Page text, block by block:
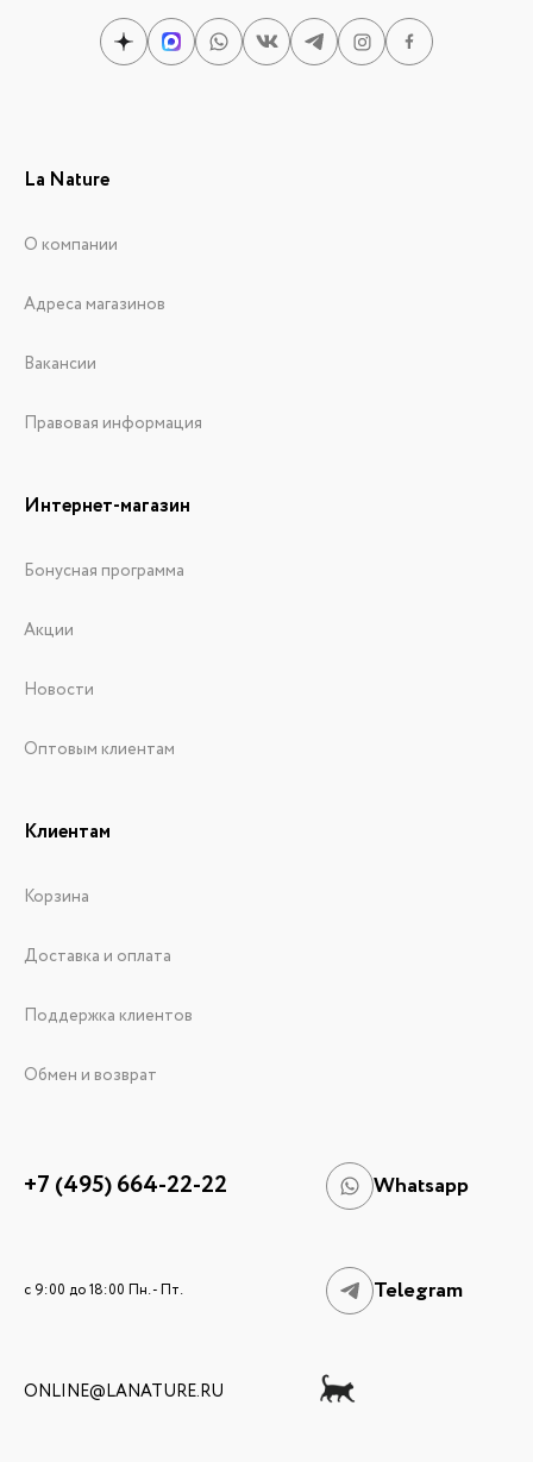
La Nature
О компании
Адреса магазинов
Вакансии
Правовая информация
Интернет-магазин
Бонусная программа
Акции
Новости
Оптовым клиентам
Клиентам
Корзина
Доставка и оплата
Поддержка клиентов
Обмен и возврат
+7 (495) 664-22-22 Whatsapp
c 9:00 до 18:00 Пн. - Пт. Telegram
ONLINE@LANATURE.RU